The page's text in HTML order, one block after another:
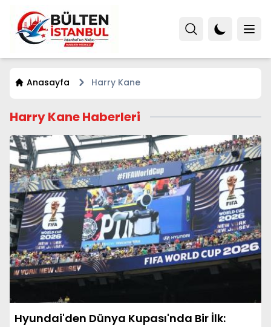
Anasayfa Harry Kane
Harry Kane Haberleri
Hyundai'den Dünya Kupası'nda Bir İlk: